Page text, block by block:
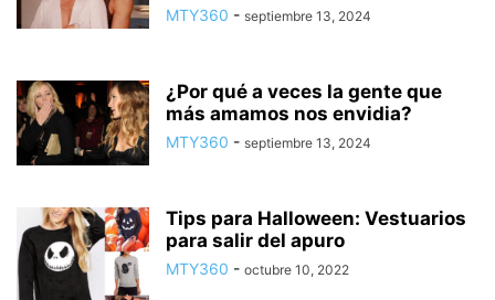
MTY360 - septiembre 13, 2024
¿Por qué a veces la gente que
más amamos nos envidia?
MTY360 - septiembre 13, 2024
Tips para Halloween: Vestuarios
para salir del apuro
MTY360 - octubre 10, 2022